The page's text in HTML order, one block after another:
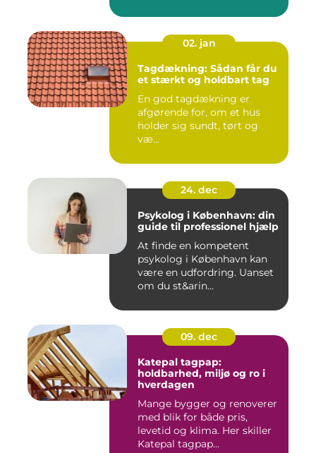
02. jan
Tagdækning: Sådan får du
et stærkt og holdbart tag
En god tagdækning er
afgørende for, om et hus
holder sig sundt, tørt og
væ...
24. dec
Psykolog i København: din
guide til professionel hjælp
At finde en kompetent
psykolog i København kan
være en udfordring. Uanset
om du st&arin...
09. dec
Katepal tagpap:
holdbarhed, miljø og ro i
hverdagen
Mange bygger og renoverer
med blik for både pris,
levetid og klima. Her skiller
Katepal tagpap...